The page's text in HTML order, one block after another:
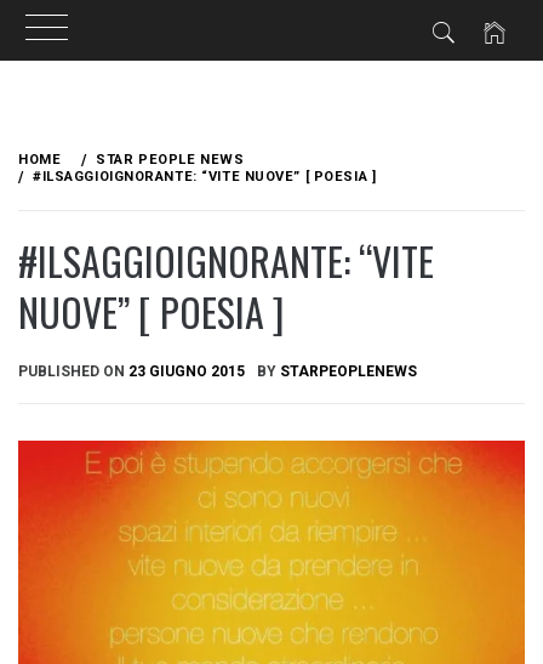
content
HOME
STAR PEOPLE NEWS
#ILSAGGIOIGNORANTE: “VITE NUOVE” [ POESIA ]
#ILSAGGIOIGNORANTE: “VITE
NUOVE” [ POESIA ]
PUBLISHED ON 23 GIUGNO 2015 BY STARPEOPLENEWS